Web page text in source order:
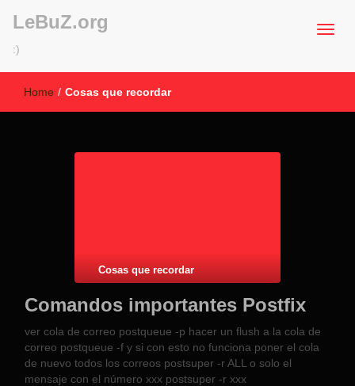
LeBuZ.org
:)
Home / Cosas que recordar
Cosas que recordar
Comandos importantes Postfix
ver cola de correo postqueue -p hacer un flush a la cola de
correo postqueue -f y si con esto no funciona poner el cola
de nuevo todos los correos postsuper -r ALL o solo el
mensaje con el número xxx postsuper -r xxx